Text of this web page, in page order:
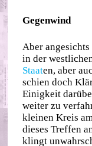
Gegenwind
Aber
in der
Staaten, aber
schien doch
Einigkeit
weiter zu
kleinen Kreis
dieses Treffen
klingt